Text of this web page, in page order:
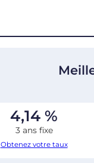
4,14 %
3 ans fixe
Obtenez votre taux